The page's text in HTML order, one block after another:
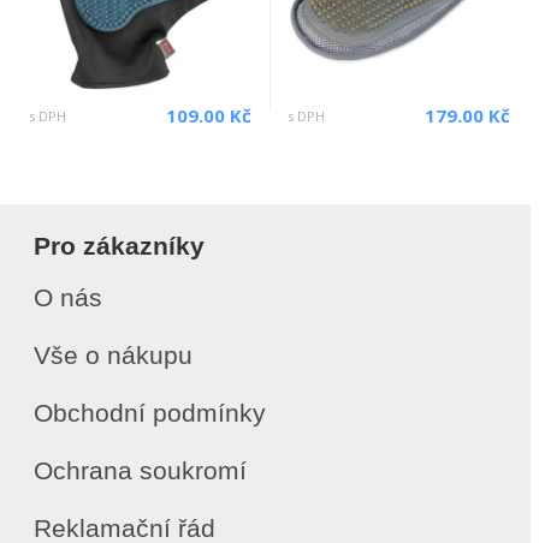
s DPH 109.00 Kč s DPH 179.00 Kč
Pro zákazníky
O nás
Vše o nákupu
Obchodní podmínky
Ochrana soukromí
Reklamační řád